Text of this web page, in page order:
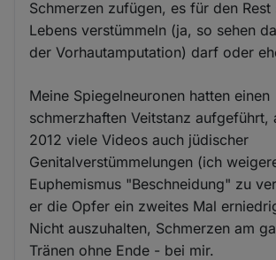
Schmerzen zufügen, es für den Rest
Lebens verstümmeln (ja, so sehen
der Vorhautamputation) darf oder
Meine Spiegelneuronen hatten einen
schmerzhaften Veitstanz aufgeführt,
2012 viele Videos auch jüdischer
Genitalverstümmelungen (ich
Euphemismus "Beschneidung" zu
er die Opfer ein zweites Mal
Nicht auszuhalten, Schmerzen am
Tränen ohne Ende - bei mir.